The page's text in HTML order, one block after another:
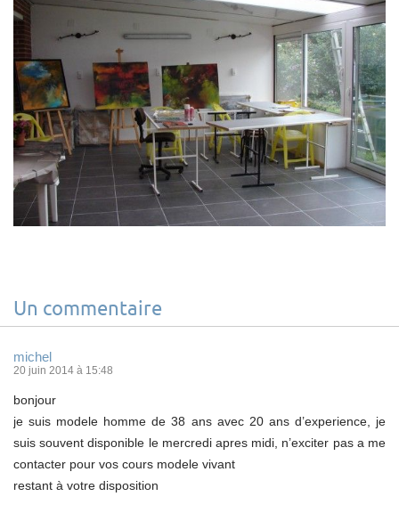
Un commentaire
michel
20 juin 2014 à 15:48
bonjour
je suis modele homme de 38 ans avec 20 ans d’experience, je
suis souvent disponible le mercredi apres midi, n’exciter pas a me
contacter pour vos cours modele vivant
restant à votre disposition